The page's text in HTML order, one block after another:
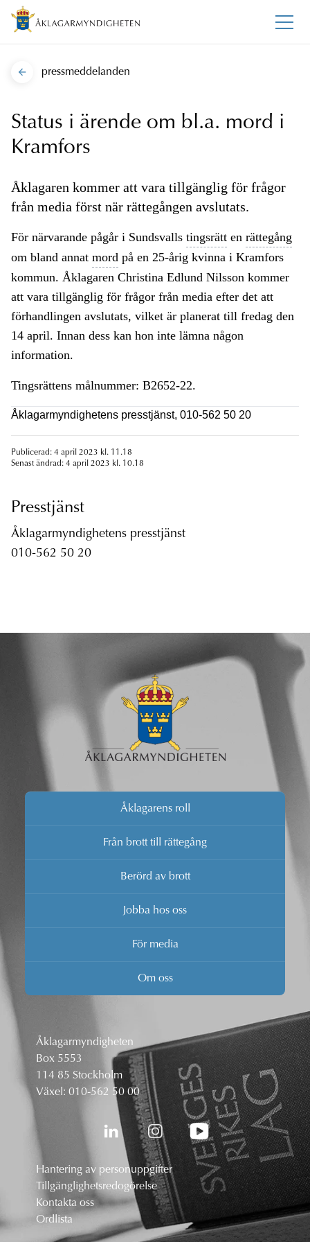
pressmeddelanden
Status i ärende om bl.a. mord i
Kramfors
Åklagaren kommer att vara tillgänglig för frågor
från media först när rättegången avslutats.
För närvarande pågår i Sundsvalls tingsrätt en rättegång
om bland annat mord på en 25-årig kvinna i Kramfors
kommun. Åklagaren Christina Edlund Nilsson kommer
att vara tillgänglig för frågor från media efter det att
förhandlingen avslutats, vilket är planerat till fredag den
14 april. Innan dess kan hon inte lämna någon
information.
Tingsrättens målnummer: B2652-22.
Åklagarmyndighetens presstjänst, 010-562 50 20
Publicerad: 4 april 2023 kl. 11.18
Senast ändrad: 4 april 2023 kl. 10.18
Presstjänst
Åklagarmyndighetens presstjänst
010-562 50 20
Åklagarens roll
Från brott till rättegång
Berörd av brott
Jobba hos oss
För media
Om oss
Åklagarmyndigheten
Box 5553
114 85 Stockholm
Växel: 010-562 50 00
Hantering av personuppgifter
Tillgänglighetsredogörelse
Kontakta oss
Ordlista